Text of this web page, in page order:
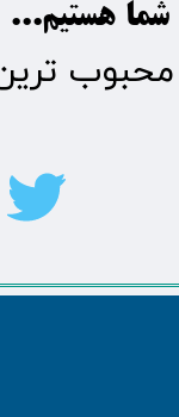
شما هستیم...​​​​​​​​​​​​​​